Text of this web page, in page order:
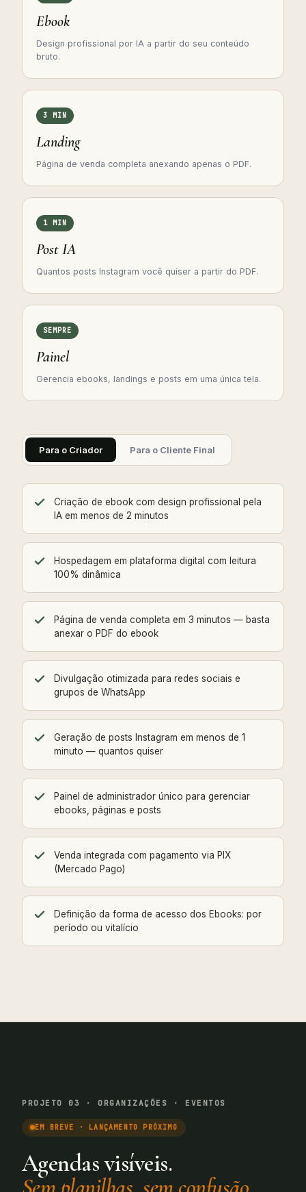
Ebook
Design profissional por IA a partir do seu conteúdo
bruto.
3 MIN
Landing
Página de venda completa anexando apenas o PDF.
1 MIN
Post IA
Quantos posts Instagram você quiser a partir do PDF.
SEMPRE
Painel
Gerencia ebooks, landings e posts em uma única tela.
Para o Criador Para o Cliente Final
Criação de ebook com design profissional pela
IA em menos de 2 minutos
Hospedagem em plataforma digital com leitura
100% dinâmica
Página de venda completa em 3 minutos — basta
anexar o PDF do ebook
Divulgação otimizada para redes sociais e
grupos de WhatsApp
Geração de posts Instagram em menos de 1
minuto — quantos quiser
Painel de administrador único para gerenciar
ebooks, páginas e posts
Venda integrada com pagamento via PIX
(Mercado Pago)
Definição da forma de acesso dos Ebooks: por
período ou vitalício
PROJETO 03 · ORGANIZAÇÕES · EVENTOS
EM BREVE · LANÇAMENTO PRÓXIMO
Agendas visíveis.